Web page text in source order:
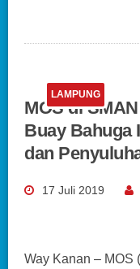
LAMPUNG
MOS di
Buay Bahuga
dan
17 Juli 2019
Way Kanan – MOS